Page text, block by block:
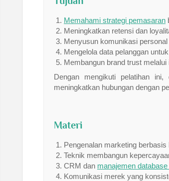
Memahami strategi pemasaran
Meningkatkan retensi dan
Menyusun komunikasi personal
Mengelola data pelanggan untuk
Membangun brand trust
Dengan mengikuti pelatihan ini,
meningkatkan hubungan dengan
Materi
Pengenalan marketing
Teknik membangun
CRM dan manajemen
Komunikasi merek yang